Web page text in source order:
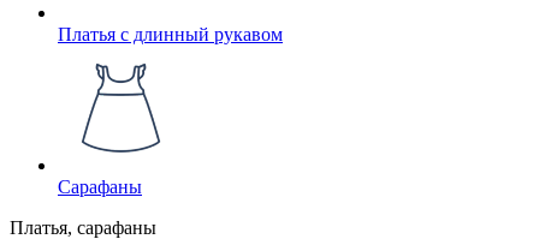
Платья с длинный рукавом
Сарафаны
Платья, сарафаны